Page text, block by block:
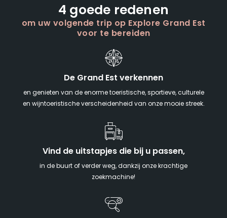
4 goede redenen
om uw volgende trip op Explore Grand Est
voor te bereiden
De Grand Est verkennen
en genieten van de enorme toeristische, sportieve, culturele
en wijntoeristische verscheidenheid van onze mooie streek.
Vind de uitstapjes die bij u passen,
in de buurt of verder weg, dankzij onze krachtige
zoekmachine!